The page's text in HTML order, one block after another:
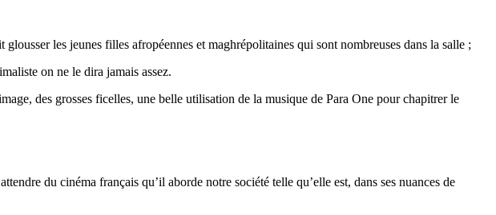
les jeunes filles afropéennes et maghrépolitaines qui sont nombreuses dans la salle ;
on ne le dira jamais assez.
des grosses ficelles, une belle utilisation de la musique de Para One pour chapitrer le
du cinéma français qu’il aborde notre société telle qu’elle est, dans ses nuances de